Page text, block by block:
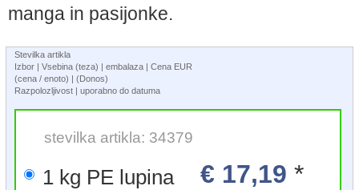
manga in pasijonke.
Stevilka artikla
Izbor | Vsebina (teza) | embalaza | Cena EUR
(cena / enoto) | (Donos)
Razpolozljivost | uporabno do datuma
stevilka artikla: 34379
1 kg PE lupina € 17,19 *